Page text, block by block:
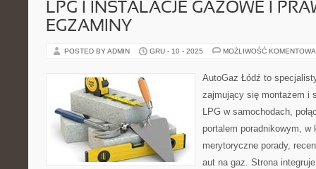
LPG I INSTALACJE GAZOWE I
EGZAMINY
POSTED BY ADMIN GRU - 10 - 2025 MOŻLIWOŚĆ
AutoGaz Łódź to
zajmujący się montażem i
LPG w samochodach,
portalem poradnikowym, w
merytoryczne porady,
aut na gaz. Strona